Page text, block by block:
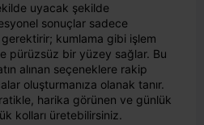
uyacak şekilde
sonuçlar sadece
gerektirir; kumlama gibi işlem
pürüzsüz bir yüzey sağlar. Bu
alınan seçeneklere rakip
oluşturmanıza olanak tanır.
harika görünen ve günlük
kolları üretebilirsiniz.